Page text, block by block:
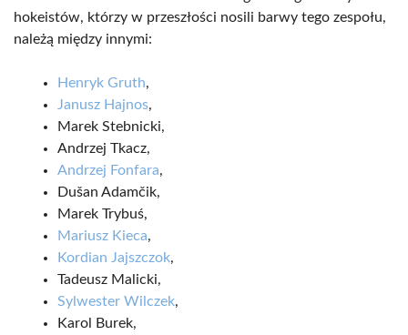
hokeistów, którzy w przeszłości nosili barwy tego zespołu,
należą między innymi:
Henryk Gruth,
Janusz Hajnos,
Marek Stebnicki,
Andrzej Tkacz,
Andrzej Fonfara,
Dušan Adamčik,
Marek Trybuś,
Mariusz Kieca,
Kordian Jajszczok,
Tadeusz Malicki,
Sylwester Wilczek,
Karol Burek,